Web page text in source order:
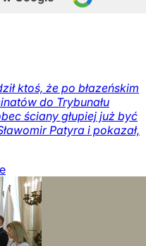
ktoś, że po błazeńskim
do Trybunału
ściany głupiej już być
Patyra i pokazał,